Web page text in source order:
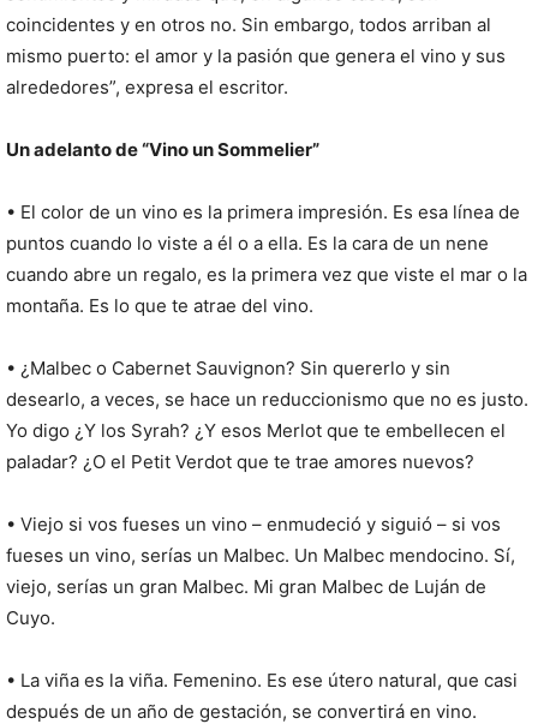
coincidentes y en otros no. Sin embargo, todos arriban al
mismo puerto: el amor y la pasión que genera el vino y sus
alrededores”, expresa el escritor.
Un adelanto de “Vino un Sommelier”
• El color de un vino es la primera impresión. Es esa línea de
puntos cuando lo viste a él o a ella. Es la cara de un nene
cuando abre un regalo, es la primera vez que viste el mar o la
montaña. Es lo que te atrae del vino.
• ¿Malbec o Cabernet Sauvignon? Sin quererlo y sin
desearlo, a veces, se hace un reduccionismo que no es justo.
Yo digo ¿Y los Syrah? ¿Y esos Merlot que te embellecen el
paladar? ¿O el Petit Verdot que te trae amores nuevos?
• Viejo si vos fueses un vino – enmudeció y siguió – si vos
fueses un vino, serías un Malbec. Un Malbec mendocino. Sí,
viejo, serías un gran Malbec. Mi gran Malbec de Luján de
Cuyo.
• La viña es la viña. Femenino. Es ese útero natural, que casi
después de un año de gestación, se convertirá en vino.